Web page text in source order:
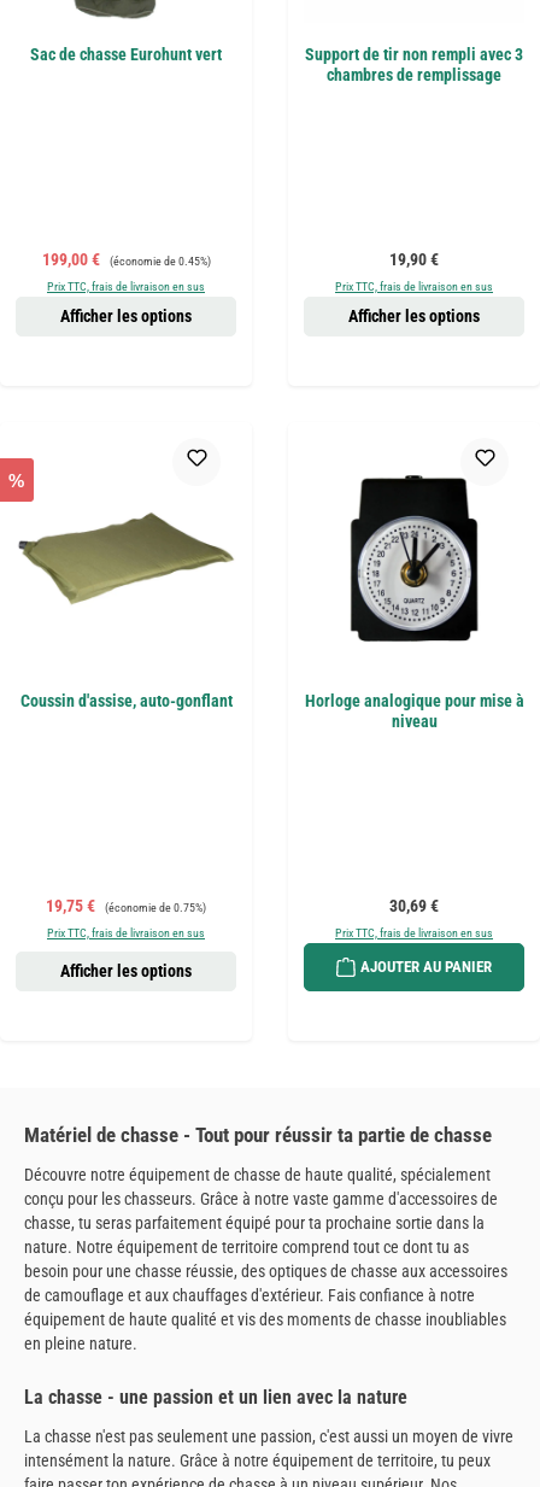
Sac de chasse Eurohunt vert
Prix de vente :
199,00 € Prix régulier :
(économie de 0.45%)
Prix TTC, frais de livraison en sus
Afficher les options
Support de tir non rempli avec 3
chambres de remplissage
Prix régulier :
19,90 €
Prix TTC, frais de livraison en sus
Afficher les options
%
Coussin d'assise, auto-gonflant
Prix de vente :
19,75 € Prix régulier :
(économie de 0.75%)
Prix TTC, frais de livraison en sus
Afficher les options
Horloge analogique pour mise à
niveau
Prix régulier :
30,69 €
Prix TTC, frais de livraison en sus
AJOUTER AU PANIER
Matériel de chasse - Tout pour réussir ta partie de chasse
Découvre notre équipement de chasse de haute qualité, spécialement
conçu pour les chasseurs. Grâce à notre vaste gamme d'accessoires de
chasse, tu seras parfaitement équipé pour ta prochaine sortie dans la
nature. Notre équipement de territoire comprend tout ce dont tu as
besoin pour une chasse réussie, des optiques de chasse aux accessoires
de camouflage et aux chauffages d'extérieur. Fais confiance à notre
équipement de haute qualité et vis des moments de chasse inoubliables
en pleine nature.
La chasse - une passion et un lien avec la nature
La chasse n'est pas seulement une passion, c'est aussi un moyen de vivre
intensément la nature. Grâce à notre équipement de territoire, tu peux